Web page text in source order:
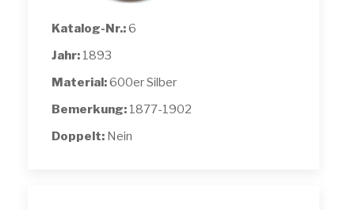
Katalog-Nr.:6
Jahr: 1893
Material:600er Silber
Bemerkung: 1877-1902
Doppelt: Nein